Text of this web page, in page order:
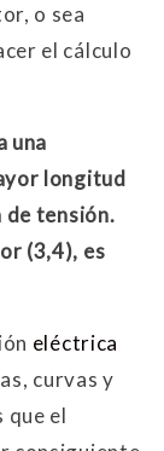
o sea
el cálculo
una
longitud
de tensión.
(3,4), es
eléctrica
curvas y
que el